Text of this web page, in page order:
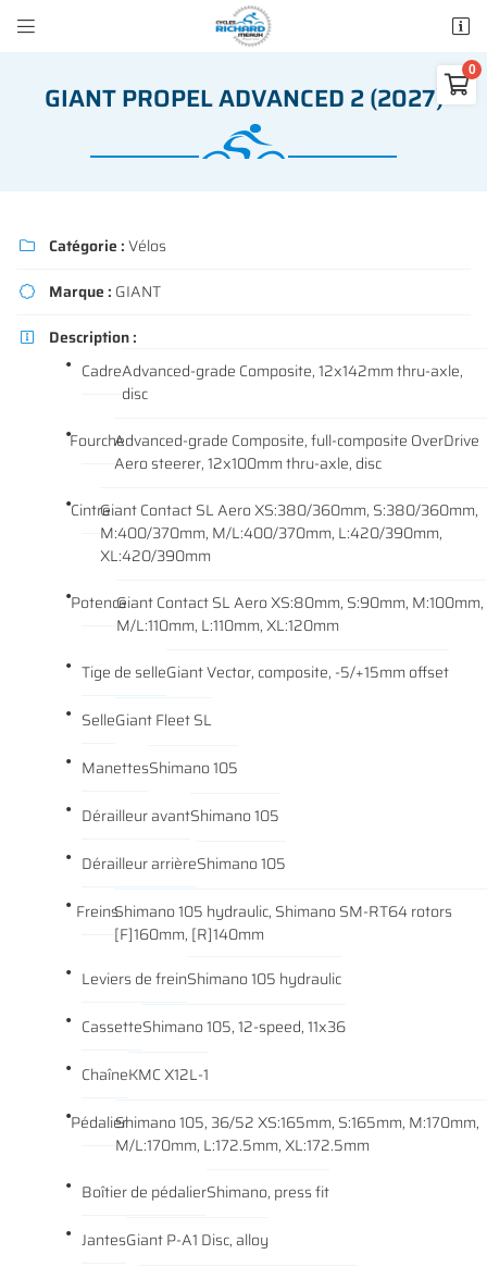
 
01 64 34 07 57

Voir notre sélection
0€
 Adresse email de réception
Recopier le code ci-contre
Rafraîchir le captcha
l'adresse email indiqué ci-dessus. Vous pouvez vous désinscrire à tout moment en
INSCRIPTION
GIANT PROPEL ADVANCED 2 (2027)
 Catégorie :Vélos
 Marque : GIANT

Description :
CadreAdvanced-grade Composite, 12x142mm thru-axle,
disc
FourcheAdvanced-grade Composite, full-composite OverDrive
Aero steerer, 12x100mm thru-axle, disc
CintreGiant Contact SL Aero XS:380/360mm, S:380/360mm,
M:400/370mm, M/L:400/370mm, L:420/390mm,
XL:420/390mm
PotenceGiant Contact SL Aero XS:80mm, S:90mm, M:100mm,
M/L:110mm, L:110mm, XL:120mm
Tige de selleGiant Vector, composite, -5/+15mm offset
SelleGiant Fleet SL
ManettesShimano 105
Dérailleur avantShimano 105
Dérailleur arrièreShimano 105
FreinsShimano 105 hydraulic, Shimano SM-RT64 rotors
[F]160mm, [R]140mm
Leviers de freinShimano 105 hydraulic
CassetteShimano 105, 12-speed, 11x36
ChaîneKMC X12L-1
PédalierShimano 105, 36/52 XS:165mm, S:165mm, M:170mm,
M/L:170mm, L:172.5mm, XL:172.5mm
Boîtier de pédalierShimano, press fit
JantesGiant P-A1 Disc, alloy